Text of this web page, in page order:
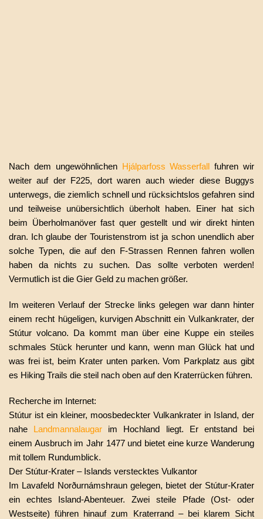
Nach dem ungewöhnlichen Hjálparfoss Wasserfall fuhren wir
weiter auf der F225, dort waren auch wieder diese Buggys
unterwegs, die ziemlich schnell und rücksichtslos gefahren sind
und teilweise unübersichtlich überholt haben. Einer hat sich
beim Überholmanöver fast quer gestellt und wir direkt hinten
dran. Ich glaube der Touristenstrom ist ja schon unendlich aber
solche Typen, die auf den F-Strassen Rennen fahren wollen
haben da nichts zu suchen. Das sollte verboten werden!
Vermutlich ist die Gier Geld zu machen größer.
Im weiteren Verlauf der Strecke links gelegen war dann hinter
einem recht hügeligen, kurvigen Abschnitt ein VuIkankrater, der
Stútur volcano. Da kommt man über eine Kuppe ein steiles
schmales Stück herunter und kann, wenn man Glück hat und
was frei ist, beim Krater unten parken. Vom Parkplatz aus gibt
es Hiking Trails die steil nach oben auf den Kraterrücken führen.
Recherche im Internet:
Stútur ist ein kleiner, moosbedeckter Vulkankrater in Island, der
nahe Landmannalaugar im Hochland liegt. Er entstand bei
einem Ausbruch im Jahr 1477 und bietet eine kurze Wanderung
mit tollem Rundumblick.
Der Stútur-Krater – Islands verstecktes Vulkantor
Im Lavafeld Norðurnámshraun gelegen, bietet der Stútur-Krater
ein echtes Island-Abenteuer. Zwei steile Pfade (Ost- oder
Westseite) führen hinauf zum Kraterrand – bei klarem Sicht